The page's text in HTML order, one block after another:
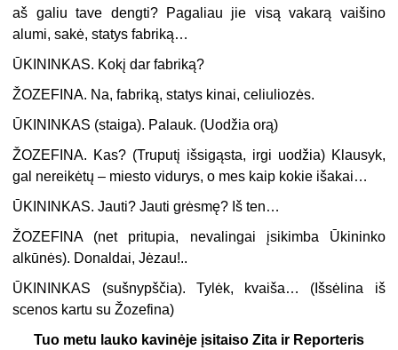
aš galiu tave dengti? Pagaliau jie visą vakarą vaišino
alumi, sakė, statys fabriką…
ŪKININKAS. Kokį dar fabriką?
ŽOZEFINA. Na, fabriką, statys kinai, celiuliozės.
ŪKININKAS (staiga). Palauk. (Uodžia orą)
ŽOZEFINA. Kas? (Truputį išsigąsta, irgi uodžia) Klausyk,
gal nereikėtų – miesto vidurys, o mes kaip kokie išakai…
ŪKININKAS. Jauti? Jauti grėsmę? Iš ten…
ŽOZEFINA(net pritupia, nevalingai įsikimba Ūkininko
alkūnės). Donaldai, Jėzau!..
ŪKININKAS (sušnypščia). Tylėk, kvaiša… ( Išsėlina iš
scenos kartu su Žozefina)
Tuo metu lauko kavinėje įsitaiso Zita ir Reporteris